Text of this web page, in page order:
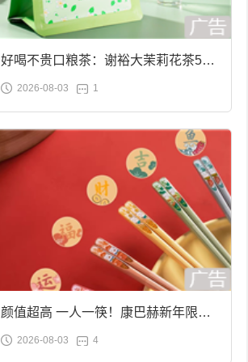
好喝不贵口粮茶：谢裕大茉莉花茶50g
袋装9.9元到手
2026-08-03 1
颜值超高 一人一筷！康巴赫新年限定
合金筷子大促：19.9元
2026-08-03 4